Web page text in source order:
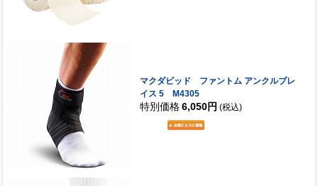
マクダビッド ファントム アンクルブレ
イス 5 M4305
特別価格 6,050円 (税込)